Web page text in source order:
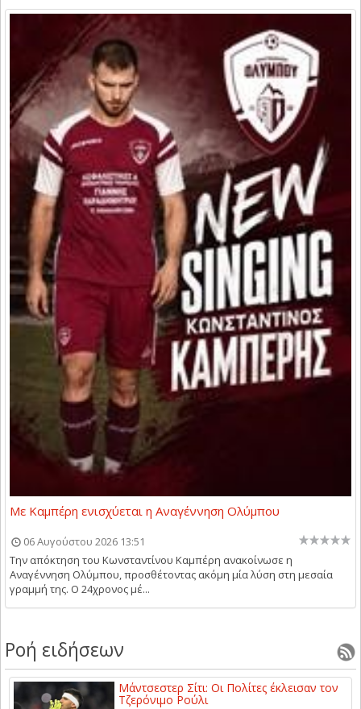
Με Καμπέρη ενισχύεται η Αναγέννηση Ολύμπου
06 Αυγούστου 2026 13:51
Την απόκτηση του Κωνσταντίνου Καμπέρη ανακοίνωσε η
Αναγέννηση Ολύμπου, προσθέτοντας ακόμη μία λύση στη μεσαία
γραμμή της. Ο 24χρονος μέ...
Ροή ειδήσεων
Μάντσεστερ Σίτι: Οι Πολίτες έκλεισαν τον
Τζερόνιμο Ρούλι